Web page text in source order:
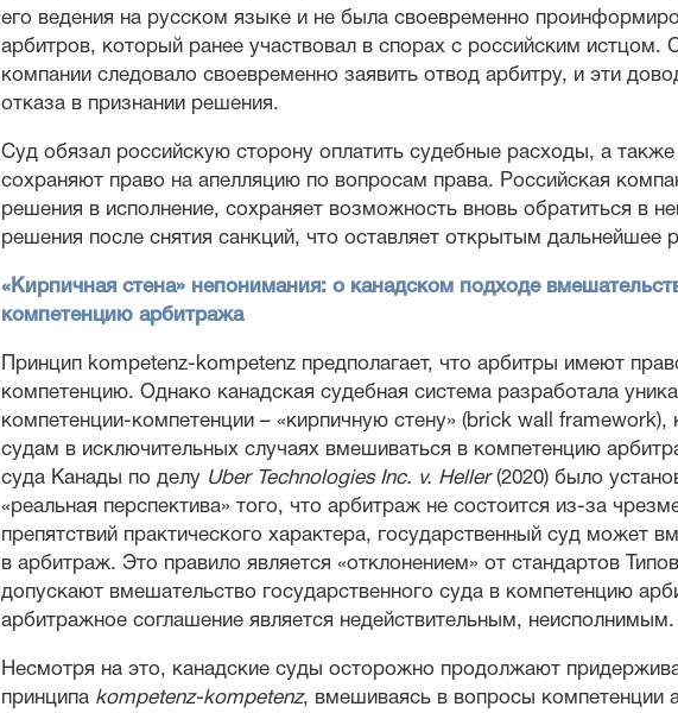
его ведения на русском языке и не была своевременно
арбитров, который ранее участвовал в спорах с российским истцом.
компании следовало своевременно заявить отвод арбитру, и эти
отказа в признании решения.
Суд обязал российскую сторону оплатить судебные расходы, а
сохраняют право на апелляцию по вопросам права. Российская
решения в исполнение, сохраняет возможность вновь обратиться в
решения после снятия санкций, что оставляет открытым дальнейшее
«Кирпичная стена» непонимания: о канадском подходе
компетенцию арбитража
Принцип kompetenz-kompetenz предполагает, что арбитры имеют
компетенцию. Однако канадская судебная система разработала
компетенции-компетенции – «кирпичную стену» (brick wall framework),
судам в исключительных случаях вмешиваться в компетенцию
суда Канады по делу Uber Technologies Inc. v. Heller(2020) было
«реальная перспектива» того, что арбитраж не состоится из-за
препятствий практического характера, государственный суд может
в арбитраж. Это правило является «отклонением» от стандартов
допускают вмешательство государственного суда в компетенцию
арбитражное соглашение является недействительным, неисполнимым.
Несмотря на это, канадские суды осторожно продолжают
принципа kompetenz-kompetenz, вмешиваясь в вопросы компетенции